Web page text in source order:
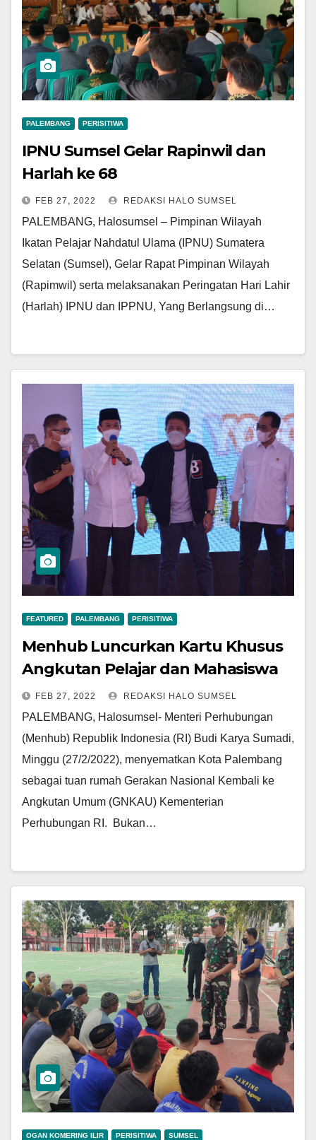
PALEMBANG PERISITIWA
IPNU Sumsel Gelar Rapinwil dan
Harlah ke 68
FEB 27, 2022 REDAKSI HALO SUMSEL
PALEMBANG, Halosumsel – Pimpinan Wilayah
Ikatan Pelajar Nahdatul Ulama (IPNU) Sumatera
Selatan (Sumsel), Gelar Rapat Pimpinan Wilayah
(Rapimwil) serta melaksanakan Peringatan Hari Lahir
(Harlah) IPNU dan IPPNU, Yang Berlangsung di…
FEATURED PALEMBANG PERISITIWA
Menhub Luncurkan Kartu Khusus
Angkutan Pelajar dan Mahasiswa
FEB 27, 2022 REDAKSI HALO SUMSEL
PALEMBANG, Halosumsel- Menteri Perhubungan
(Menhub) Republik Indonesia (RI) Budi Karya Sumadi,
Minggu (27/2/2022), menyematkan Kota Palembang
sebagai tuan rumah Gerakan Nasional Kembali ke
Angkutan Umum (GNKAU) Kementerian
Perhubungan RI. Bukan…
OGAN KOMERING ILIR PERISITIWA SUMSEL